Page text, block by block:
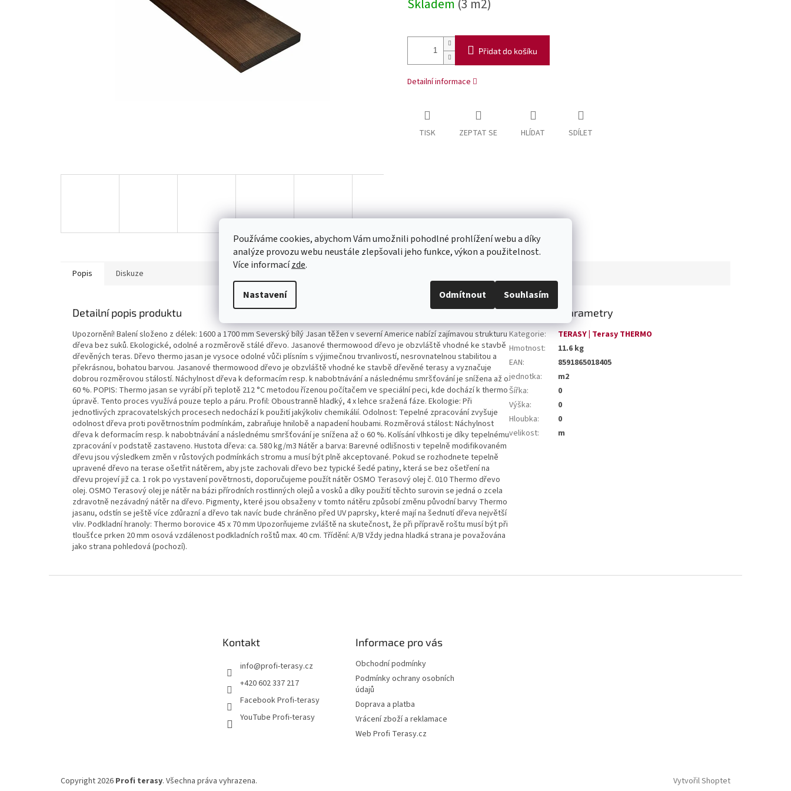
Používáme cookies, abychom Vám umožnili pohodlné prohlížení webu a díky
analýze provozu webu neustále zlepšovali jeho funkce, výkon a použitelnost.
Více informacízde.
Nastavení Odmítnout Souhlasím
Skladem (3 m2)
Přidat do košíku
Detailní informace
TISK ZEPTAT SE HLÍDAT SDÍLET
Popis Diskuze
Detailní popis produktu
Upozornění! Balení složeno z délek: 1600 a 1700 mm Severský bílý Jasan těžen v severní Americe nabízí zajímavou strukturu
dřeva bez suků. Ekologické, odolné a rozměrově stálé dřevo. Jasanové thermowood dřevo je obzvláště vhodné ke stavbě
dřevěných teras. Dřevo thermo jasan je vysoce odolné vůči plísním s výjimečnou trvanlivostí, nesrovnatelnou stabilitou a
překrásnou, bohatou barvou. Jasanové thermowood dřevo je obzvláště vhodné ke stavbě dřevěné terasy a vyznačuje
dobrou rozměrovou stálostí. Náchylnost dřeva k deformacím resp. k nabobtnávání a následnému smršťování je snížena až o
60 %. POPIS: Thermo jasan se vyrábí při teplotě 212 °C metodou řízenou počítačem ve speciální peci, kde dochází k thermo
úpravě. Tento proces využívá pouze teplo a páru. Profil: Oboustranně hladký, 4 x lehce sražená fáze. Ekologie: Při
jednotlivých zpracovatelských procesech nedochází k použití jakýkoliv chemikálií. Odolnost: Tepelné zpracování zvyšuje
odolnost dřeva proti povětrnostním podmínkám, zabraňuje hnilobě a napadení houbami. Rozměrová stálost: Náchylnost
dřeva k deformacím resp. k nabobtnávání a následnému smršťování je snížena až o 60 %. Kolísání vlhkosti je díky tepelnému
zpracování v podstatě zastaveno. Hustota dřeva: ca. 580 kg/m3 Nátěr a barva: Barevné odlišnosti v tepelně modifikovaném
dřevu jsou výsledkem změn v růstových podmínkách stromu a musí být plně akceptované. Pokud se rozhodnete tepelně
upravené dřevo na terase ošetřit nátěrem, aby jste zachovali dřevo bez typické šedé patiny, která se bez ošetření na
dřevu projeví již ca. 1 rok po vystavení povětrnosti, doporučujeme použít nátěr OSMO Terasový olej č. 010 Thermo dřevo
olej. OSMO Terasový olej je nátěr na bázi přírodních rostlinných olejů a vosků a díky použití těchto surovin se jedná o zcela
zdravotně nezávadný nátěr na dřevo. Pigmenty, které jsou obsaženy v tomto nátěru způsobí změnu původní barvy Thermo
jasanu, odstín se ještě více zdůrazní a dřevo tak navíc bude chráněno před UV paprsky, které mají na šednutí dřeva největší
vliv. Podkladní hranoly: Thermo borovice 45 x 70 mm Upozorňujeme zvláště na skutečnost, že při přípravě roštu musí být při
tloušťce prken 20 mm osová vzdálenost podkladních roštů max. 40 cm. Třídění: A/B Vždy jedna hladká strana je považována
jako strana pohledová (pochozí).
Doplňkové parametry
Kategorie:
TERASY | Terasy THERMO
Hmotnost:
11.6 kg
EAN:
8591865018405
jednotka:
m2
Šířka:
0
Výška:
0
Hloubka:
0
velikost: m
Kontakt
info@profi-terasy.cz
+420 602 337 217
Facebook Profi-terasy
YouTube Profi-terasy
Informace pro vás
Obchodní podmínky
Podmínky ochrany osobních
údajů
Doprava a platba
Vrácení zboží a reklamace
Web Profi Terasy.cz
Vytvořil Shoptet
Copyright 2026 Profi terasy. Všechna práva vyhrazena.